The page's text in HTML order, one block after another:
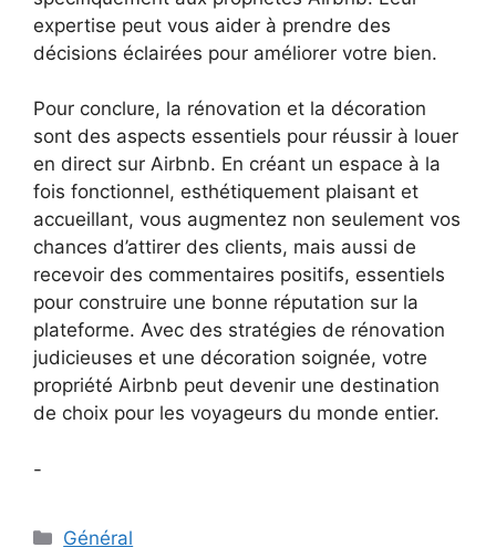
expertise peut vous aider à prendre des
décisions éclairées pour améliorer votre bien.
Pour conclure, la rénovation et la décoration
sont des aspects essentiels pour réussir à louer
en direct sur Airbnb. En créant un espace à la
fois fonctionnel, esthétiquement plaisant et
accueillant, vous augmentez non seulement vos
chances d’attirer des clients, mais aussi de
recevoir des commentaires positifs, essentiels
pour construire une bonne réputation sur la
plateforme. Avec des stratégies de rénovation
judicieuses et une décoration soignée, votre
propriété Airbnb peut devenir une destination
de choix pour les voyageurs du monde entier.
-
Catégories
Général